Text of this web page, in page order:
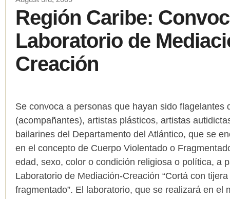
Región Caribe:
Laboratorio de
Creación
Se convoca a personas que hayan sido flagelantes
(acompañantes), artistas plásticos, artistas
bailarines del Departamento del Atlántico, que se
en el concepto de Cuerpo Violentado o
edad, sexo, color o condición religiosa o política, a
Laboratorio de Mediación-Creación “Cortá con
fragmentado”. El laboratorio, que se realizará en el